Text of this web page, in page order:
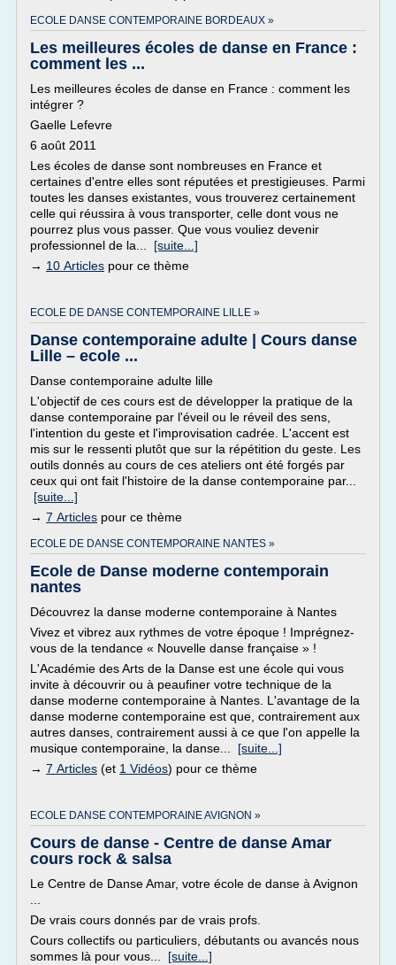
ECOLE DANSE CONTEMPORAINE BORDEAUX »
Les meilleures écoles de danse en France :
comment les ...
Les meilleures écoles de danse en France : comment les
intégrer ?
Gaelle Lefevre
6 août 2011
Les écoles de danse sont nombreuses en France et
certaines d'entre elles sont réputées et prestigieuses. Parmi
toutes les danses existantes, vous trouverez certainement
celle qui réussira à vous transporter, celle dont vous ne
pourrez plus vous passer. Que vous vouliez devenir
professionnel de la... [suite...]
→ 10 Articles pour ce thème
ECOLE DE DANSE CONTEMPORAINE LILLE »
Danse contemporaine adulte | Cours danse
Lille – ecole ...
Danse contemporaine adulte lille
L'objectif de ces cours est de développer la pratique de la
danse contemporaine par l'éveil ou le réveil des sens,
l'intention du geste et l'improvisation cadrée. L'accent est
mis sur le ressenti plutôt que sur la répétition du geste. Les
outils donnés au cours de ces ateliers ont été forgés par
ceux qui ont fait l'histoire de la danse contemporaine par...
[suite...]
→ 7 Articles pour ce thème
ECOLE DE DANSE CONTEMPORAINE NANTES »
Ecole de Danse moderne contemporain
nantes
Découvrez la danse moderne contemporaine à Nantes
Vivez et vibrez aux rythmes de votre époque ! Imprégnez-
vous de la tendance « Nouvelle danse française » !
L'Académie des Arts de la Danse est une école qui vous
invite à découvrir ou à peaufiner votre technique de la
danse moderne contemporaine à Nantes. L'avantage de la
danse moderne contemporaine est que, contrairement aux
autres danses, contrairement aussi à ce que l'on appelle la
musique contemporaine, la danse... [suite...]
→ 7 Articles (et 1 Vidéos) pour ce thème
ECOLE DANSE CONTEMPORAINE AVIGNON »
Cours de danse - Centre de danse Amar
cours rock & salsa
Le Centre de Danse Amar, votre école de danse à Avignon
De vrais cours donnés par de vrais profs.
Cours collectifs ou particuliers, débutants ou avancés nous
sommes là pour vous... [suite...]